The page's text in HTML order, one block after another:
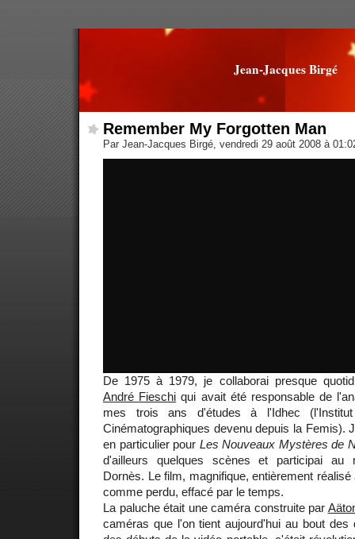
Jean-Jacques Birgé
Remember My Forgotten Man
Par Jean-Jacques Birgé, vendredi 29 août 2008 à
De 1975 à 1979, je collaborai presque
André Fieschi qui avait été responsable de
mes trois ans d'études à l'Idhec
Cinématographiques devenu depuis la Femis).
en particulier pour Les Nouveaux Mystères de
d'ailleurs quelques scènes et participai au
Dornès. Le film, magnifique, entièrement
comme perdu, effacé par le temps.
La paluche était une caméra construite par
caméras que l'on tient aujourd'hui au bout des